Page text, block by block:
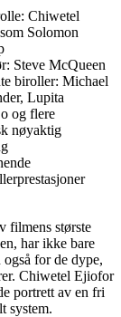
Chiwetel
Solomon
Steve McQueen
biroller: Michael
Lupita
og flere
nøyaktig
filmens største
har ikke bare
for de dype,
Chiwetel Ejiofor
portrett av en fri
system.